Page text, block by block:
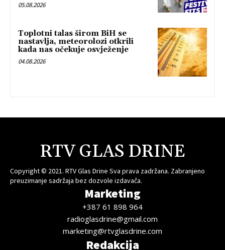
05.08.2026
Toplotni talas širom BiH se
nastavlja, meteorolozi otkrili
kada nas očekuje osvježenje
04.08.2026
RTV GLAS DRINE
Copyright © 2021. RTV Glas Drine Sva prava zadržana. Zabranjeno
preuzimanje sadržaja bez dozvole izdavača.
Marketing
+387 61 898 964
radioglasdrine@gmail.com
marketing@rtvglasdrine.com
Redakcija